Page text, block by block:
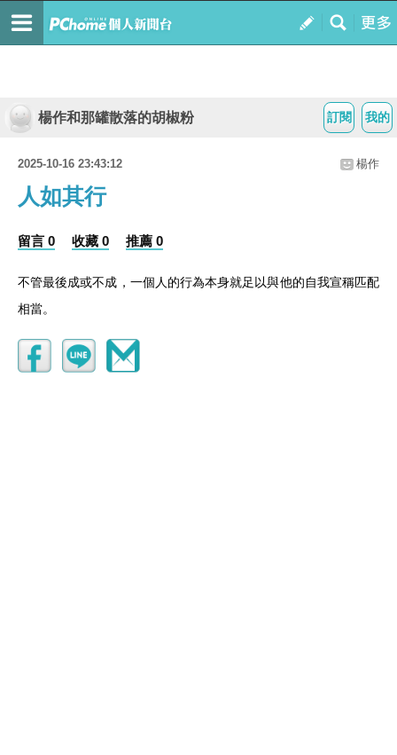
我的
訂閱
楊作和那罐散落的胡椒粉
2025-10-16 23:43:12 楊作
人如其行
留言 0 收藏 0 推薦 0
不管最後成或不成，一個人的行為本身就足以與他的自我宣稱匹配
相當。